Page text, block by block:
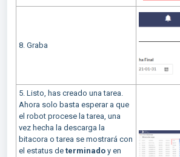
8. Graba
5. Listo, has creado una tarea.
Ahora solo basta esperar a que
el robot procese la tarea, una
vez hecha la descarga la
bitacora o tarea se mostrará con
el estatus de terminado y en